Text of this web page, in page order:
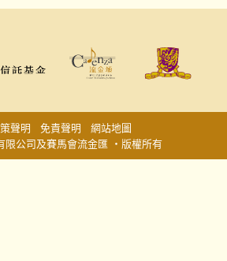
限公司及賽馬會流金匯 ‧版權所有
聲明 免責聲明 網站地圖